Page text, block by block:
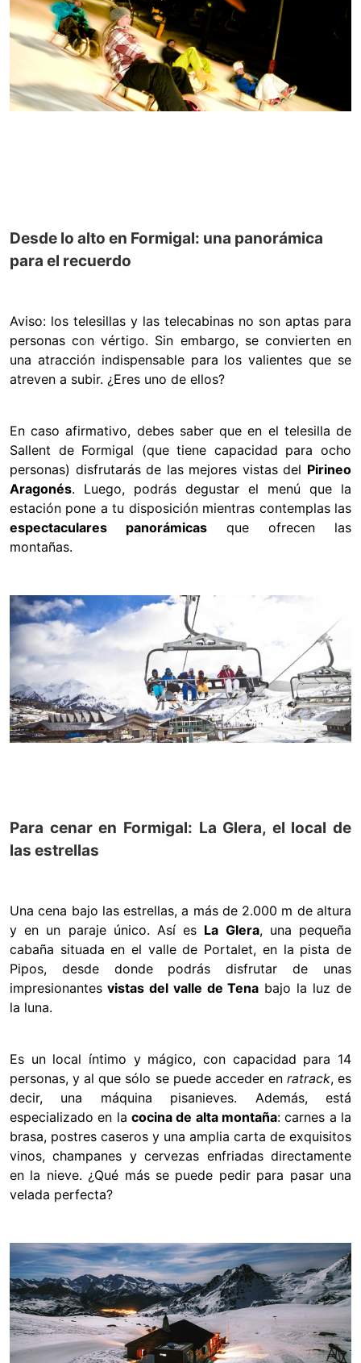
Desde lo alto en Formigal: una panorámica
para el recuerdo
Aviso: los telesillas y las telecabinas no son aptas para
personas con vértigo. Sin embargo, se convierten en
una atracción indispensable para los valientes que se
atreven a subir. ¿Eres uno de ellos?
En caso afirmativo, debes saber que en el telesilla de
Sallent de Formigal (que tiene capacidad para ocho
personas) disfrutarás de las mejores vistas del Pirineo
Aragonés. Luego, podrás degustar el menú que la
estación pone a tu disposición mientras contemplas las
espectaculares panorámicas que ofrecen las
montañas.
Para cenar en Formigal: La Glera, el local de
las estrellas
Una cena bajo las estrellas, a más de 2.000 m de altura
y en un paraje único. Así es La Glera, una pequeña
cabaña situada en el valle de Portalet, en la pista de
Pipos, desde donde podrás disfrutar de unas
impresionantes vistas del valle de Tena bajo la luz de
la luna.
Es un local íntimo y mágico, con capacidad para 14
personas, y al que sólo se puede acceder en ratrack, es
decir, una máquina pisanieves. Además, está
especializado en la cocina de alta montaña: carnes a la
brasa, postres caseros y una amplia carta de exquisitos
vinos, champanes y cervezas enfriadas directamente
en la nieve. ¿Qué más se puede pedir para pasar una
velada perfecta?